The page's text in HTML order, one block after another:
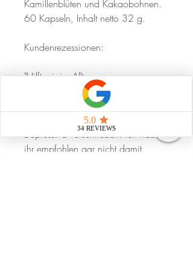
Kamillenblüten und Kakaobohnen.
60 Kapseln, Inhalt netto 32 g.
Kundenrezessionen:
"Hilft mir im Alltag gegen
Stimmungsschwankungen."
"Meiner Mama wurde Anti-
Depressiva verschrieben. Ich habe
ihr empfohlen gar nicht damit